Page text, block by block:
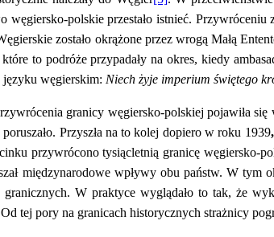
węgiersko-polskie przestało istnieć.
zostało okrążone przez wrogą Małą
to podróże przypadały na okres, kiedy
języku węgierskim: Niech żyje imperium świętego
granicy węgiersko-polskiej pojawiła
Przyszła na to kolej dopiero w roku 1939,
przywrócono tysiącletnią granicę węgiersko-
międzynarodowe wpływy obu państw. W tym
W praktyce wyglądało to tak, że
tej pory na granicach historycznych strażnicy